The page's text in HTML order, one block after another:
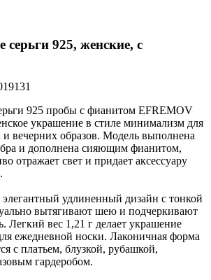
серьги 925, женские, с
925 пробы с фианитом EFREMOV
украшение в стиле минимализм для
вечерних образов. Модель выполнена
и дополнена сияющим фианитом,
отражает свет и придает аксессуару
удлиненный дизайн с тонкой
вытягивают шею и подчеркивают
Легкий вес 1,21 г делает украшение
ежедневной носки. Лаконичная форма
с платьем, блузкой, рубашкой,
гардеробом.